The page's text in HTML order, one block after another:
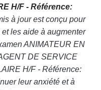
H/F - Référence:
à jour est conçu pour
les aide à augmenter
ANIMATEUR EN
DE SERVICE
H/F - Référence:
leur anxiété et à